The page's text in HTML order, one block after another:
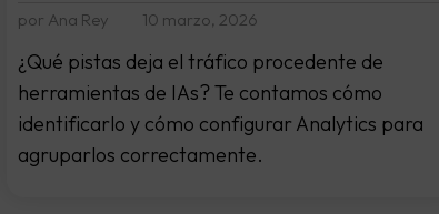
por Ana Rey 10 marzo, 2026
¿Qué pistas deja el tráfico procedente de
herramientas de IAs? Te contamos cómo
identificarlo y cómo configurar Analytics para
agruparlos correctamente.